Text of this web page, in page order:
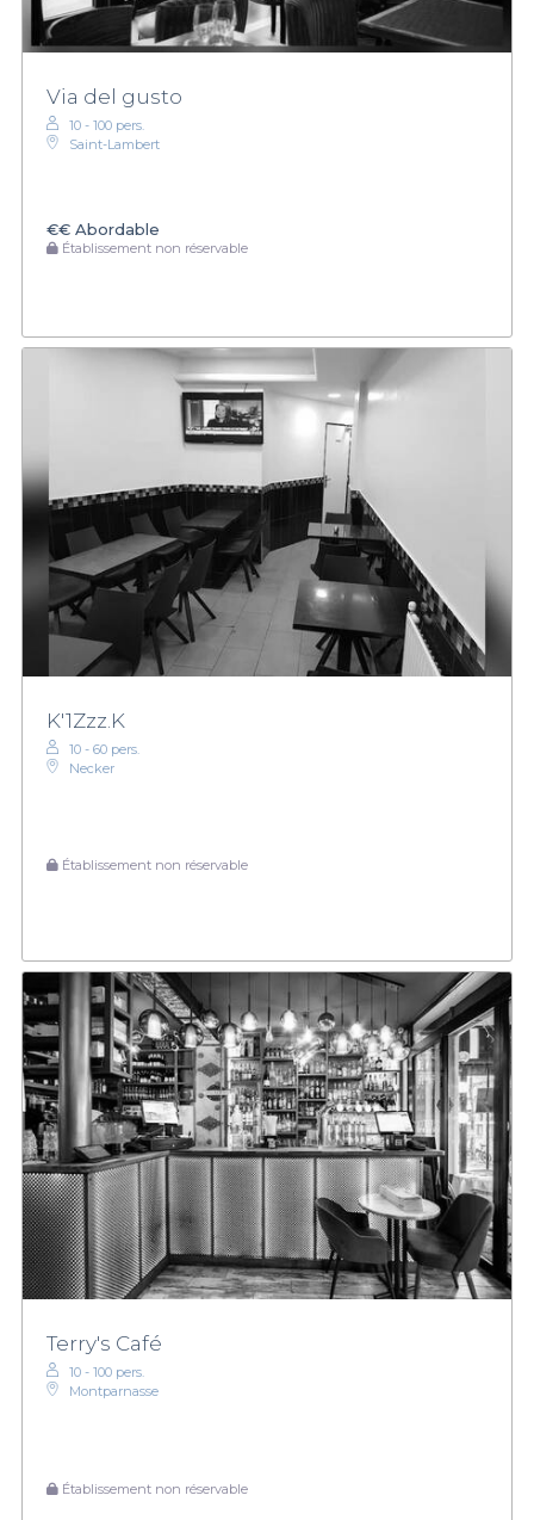
Via del gusto
10 - 100 pers.
Saint-Lambert
€€ Abordable
Établissement non réservable
K'1Zzz.K
10 - 60 pers.
Necker
Établissement non réservable
Terry's Café
10 - 100 pers.
Montparnasse
Établissement non réservable